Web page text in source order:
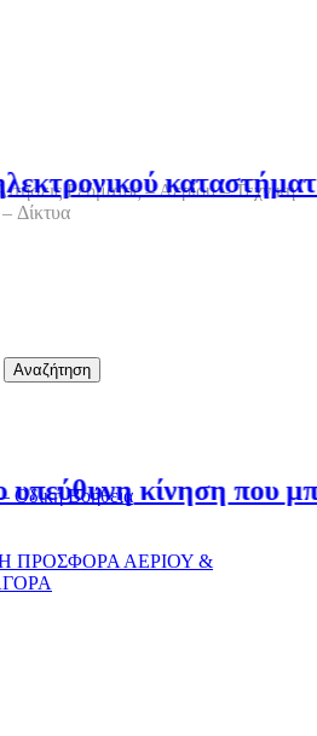
Ρεύματος – Αερίου – Τεχνική
Δίκτυα
Οδική Βοήθεια
ΠΡΟΣΦΟΡΑ ΑΕΡΙΟΥ &
καταστήματος
κίνηση που μπορείς